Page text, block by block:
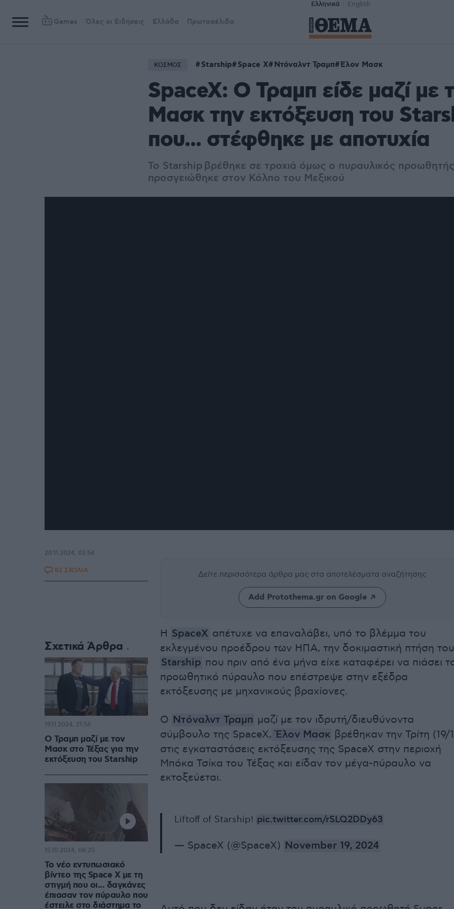
Ελληνικά English
Games Όλες οι Ειδήσεις Ελλάδα Πρωτοσέλιδα
ΚΟΣΜΟΣ Starship Space X Ντόναλντ Τραμπ Έλον Μασκ
SpaceX: Ο Τραμπ είδε μαζί με
Μασκ την εκτόξευση του
που... στέφθηκε με αποτυχία
Το Starship βρέθηκε σε τροχιά όμως ο πυραυλικός
προσγειώθηκε στον Κόλπο του Μεξικού
Δείτε περισσότερα άρθρα μας στα αποτελέσματα αναζήτησης
Add Protothema.gr on Google
Η SpaceX απέτυχε να επαναλάβει, υπό το βλέμμα του
εκλεγμένου προέδρου των ΗΠΑ, την δοκιμαστική πτήση του
Starship που πριν από ένα μήνα είχε καταφέρει να πιάσει
προωθητικό πύραυλο που επέστρεψε στην εξέδρα
εκτόξευσης με μηχανικούς βραχίονες.
Ο Ντόναλντ Τραμπ μαζί με τον ιδρυτή/διευθύνοντα
σύμβουλο της SpaceX, Έλον Μασκ βρέθηκαν την Τρίτη (19/
στις εγκαταστάσεις εκτόξευσης της SpaceX στην περιοχή
Μπόκα Τσίκα του Τέξας και είδαν τον μέγα-πύραυλο να
εκτοξεύεται.
Liftoff of Starship! pic.twitter.com/rSLQ2DDy63
— SpaceX (@SpaceX) November 19, 2024
20.11.2024, 02:54
82 ΣΧΟΛΙΑ
Σχετικά Άρθρα
Ο Τραμπ μαζί με τον
Μασκ στο Τέξας για την
εκτόξευση του Starship
19.11.2024, 21:56
Το νέο εντυπωσιακό
βίντεο της Space X με τη
στιγμή που οι... δαγκάνες
έπιασαν τον πύραυλο που
έστειλε στο διάστημα το
15.10.2024, 08:25